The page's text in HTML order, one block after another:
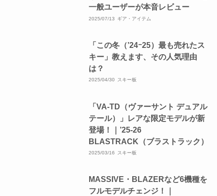
一般ユーザーが本音レビュー
2025/07/13 ギア・アイテム
「この冬（’24ｰ25）最も売れたス
キー」教えます、その人気理由
は？
2025/04/30 スキー板
「VA-TD（ヴァーサント デュアル
テール）」レアな限定モデルが新
登場！｜’25-26
BLASTRACK（ブラストラック）
2025/03/16 スキー板
MASSIVE・BLAZERなど6機種を
フルモデルチェンジ！｜